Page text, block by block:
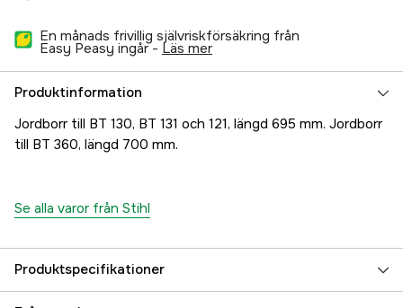
En månads frivillig självriskförsäkring från
Easy Peasy ingår - läs mer
Produktinformation
Jordborr till BT 130, BT 131 och 121, längd 695 mm. Jordborr
till BT 360, längd 700 mm.
Se alla varor från Stihl
Produktspecifikationer